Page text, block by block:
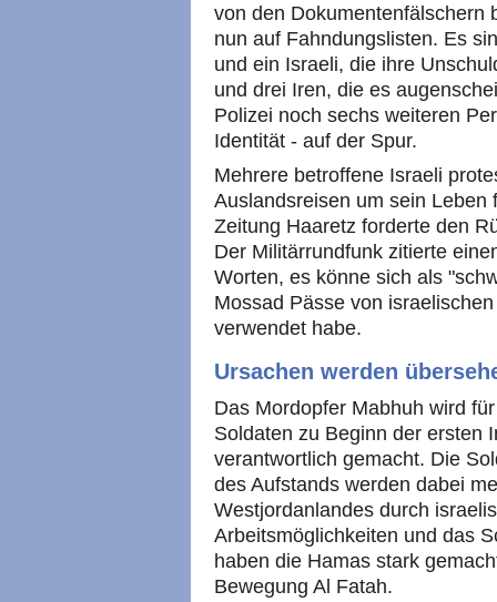
von den Dokumentenfälschern
nun auf Fahndungslisten. Es
und ein Israeli, die ihre
und drei Iren, die es
Polizei noch sechs weiteren
Identität - auf der Spur.
Mehrere betroffene Israeli
Auslandsreisen um sein
Zeitung Haaretz forderte den
Der Militärrundfunk zitierte
Worten, es könne sich als
Mossad Pässe von
verwendet habe.
Ursachen werden
Das Mordopfer Mabhuh wird
Soldaten zu Beginn der ersten
verantwortlich gemacht. Die
des Aufstands werden dabei
Westjordanlandes durch
Arbeitsmöglichkeiten und das
haben die Hamas stark
Bewegung Al Fatah.